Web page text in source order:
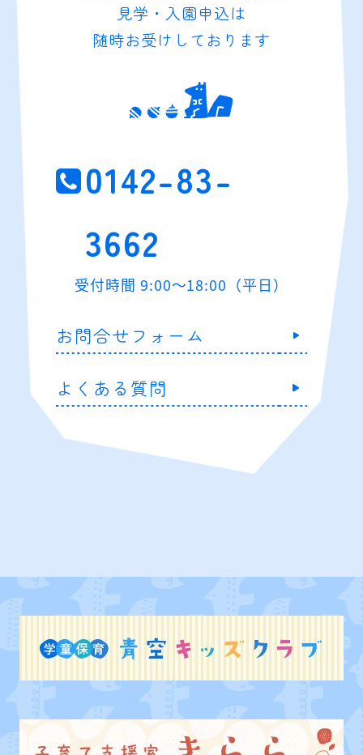
見学・入園申込は
随時お受けしております
0142-83-
3662
受付時間 9:00～18:00（平日）
お問合せフォーム
よくある質問